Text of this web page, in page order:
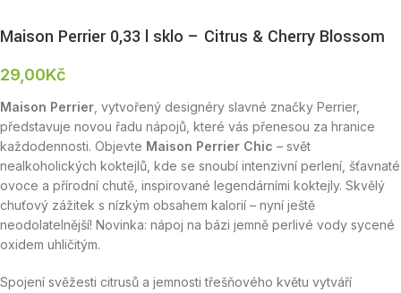
Maison Perrier 0,33 l sklo – Citrus & Cherry Blossom
29,00Kč
Maison Perrier , vytvořený designéry slavné značky Perrier,
představuje novou řadu nápojů, které vás přenesou za hranice
každodennosti. Objevte Maison Perrier Chic – svět
nealkoholických koktejlů, kde se snoubí intenzivní perlení, šťavnaté
ovoce a přírodní chutě, inspirované legendárními koktejly. Skvělý
chuťový zážitek s nízkým obsahem kalorií – nyní ještě
neodolatelnější! Novinka: nápoj na bázi jemně perlivé vody sycené
oxidem uhličitým.
Spojení svěžesti citrusů a jemnosti třešňového květu vytváří